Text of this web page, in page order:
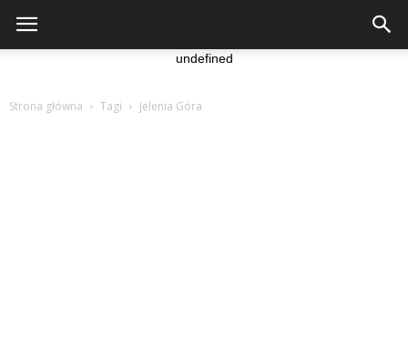
undefined
Strona główna Tagi Jelenia Góra